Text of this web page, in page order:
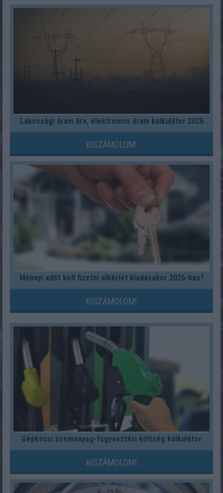
Lakossági áram ára, elektromos áram kalkulátor 2026
KISZÁMOLOM!
Mennyi adót kell fizetni albérlet kiadásakor 2026-ban?
KISZÁMOLOM!
Gépkocsi üzemanyag-fogyasztási költség kalkulátor
KISZÁMOLOM!